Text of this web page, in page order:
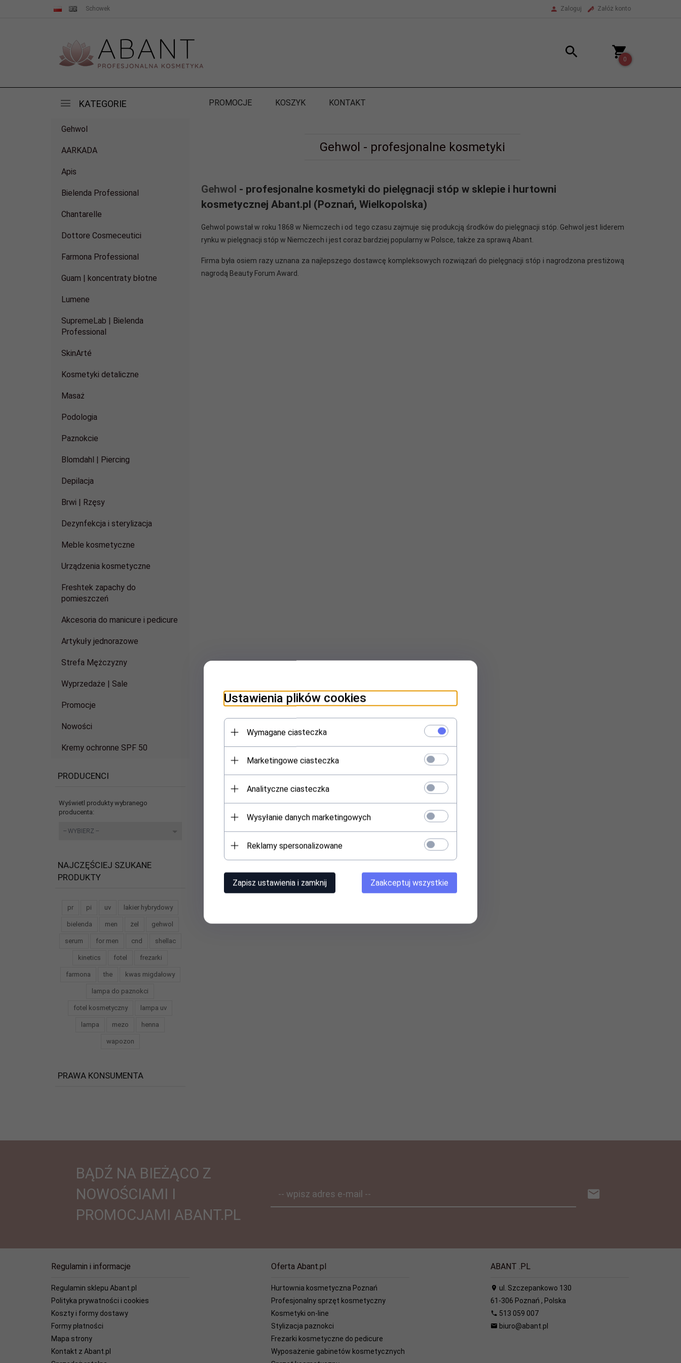
Schowek Zaloguj Załóż konto
0
KATEGORIE PROMOCJE KOSZYK KONTAKT
Gehwol
AARKADA
Apis
Bielenda Professional
Chantarelle
Dottore Cosmeceutici
Farmona Professional
Guam | koncentraty błotne
Lumene
SupremeLab | Bielenda
Professional
SkinArté
Kosmetyki detaliczne
Masaż
Podologia
Paznokcie
Blomdahl | Piercing
Depilacja
Brwi | Rzęsy
Dezynfekcja i sterylizacja
Meble kosmetyczne
Urządzenia kosmetyczne
Freshtek zapachy do
pomieszczeń
Akcesoria do manicure i pedicure
Artykuły jednorazowe
Strefa Mężczyzny
Wyprzedaże | Sale
Promocje
Nowości
Kremy ochronne SPF 50
PRODUCENCI
Wyświetl produkty wybranego
producenta:
-- WYBIERZ --
NAJCZĘŚCIEJ SZUKANE
PRODUKTY
pr pi uv lakier hybrydowy
bielenda men żel gehwol
serum for men cnd shellac
kinetics fotel frezarki
farmona the kwas migdałowy
lampa do paznokci
fotel kosmetyczny lampa uv
lampa mezo henna
wapozon
PRAWA KONSUMENTA
Gehwol - profesjonalne kosmetyki
Gehwol - profesjonalne kosmetyki do pielęgnacji stóp w sklepie i hurtowni
kosmetycznej Abant.pl (Poznań, Wielkopolska)
Gehwol powstał w roku 1868w Niemczech i od tego czasu zajmuje się produkcją środków do pielęgnacji stóp. Gehwol jest liderem
rynku w pielęgnacji stóp w Niemczech i jest coraz bardziej popularny w Polsce, także za sprawą Abant.
Firma była osiem razy uznana za najlepszego dostawcę kompleksowych rozwiązań do pielęgnacji stóp i nagrodzona prestiżową
nagrodą Beauty Forum Award.
BĄDŹ NA BIEŻĄCO Z
NOWOŚCIAMI I
PROMOCJAMI ABANT.PL
-- wpisz adres e-mail --
Regulamin i informacje
Regulamin sklepu Abant.pl
Polityka prywatności i cookies
Koszty i formy dostawy
Formy płatności
Mapa strony
Kontakt z Abant.pl
Oferta Abant.pl
Hurtownia kosmetyczna Poznań
Profesjonalny sprzęt kosmetyczny
Kosmetyki on-line
Stylizacja paznokci
Frezarki kosmetyczne do pedicure
Wyposażenie gabinetów kosmetycznych
ABANT .PL
ul. Szczepankowo 130
61-306 Poznań , Polska
513 059 007
biuro@abant.pl
Ustawienia plików cookies
Wymagane ciasteczka
Marketingowe ciasteczka
Analityczne ciasteczka
Wysyłanie danych marketingowych
Reklamy spersonalizowane
Zapisz ustawienia i zamknij Zaakceptuj wszystkie